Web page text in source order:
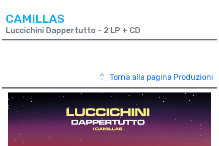
CAMILLAS
Luccichini Dappertutto - 2 LP + CD
Torna alla pagina Produzioni